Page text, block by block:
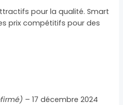
pour la qualité. Smart
prix compétitifs pour des
– 17 décembre 2024